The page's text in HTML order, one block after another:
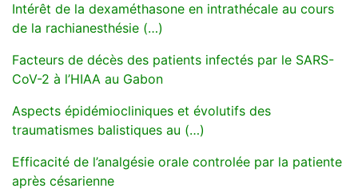
Intérêt de la dexaméthasone en intrathécale au cours
de la rachianesthésie (…)
Facteurs de décès des patients infectés par le SARS-
CoV-2 à l’HIAA au Gabon
Aspects épidémiocliniques et évolutifs des
traumatismes balistiques au (…)
Efficacité de l’analgésie orale controlée par la patiente
après césarienne